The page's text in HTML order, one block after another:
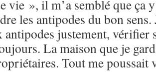
vie », il m’a semblé que ça
les antipodes du bon sens.
justement, vérifier
La maison que je
Tout me poussait